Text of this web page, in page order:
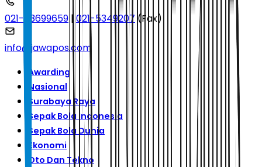
021-53699659 |021-5349207 (Fax)
info@jawapos.com
Awarding
Nasional
Surabaya Raya
Sepak Bola Indonesia
Sepak Bola Dunia
Ekonomi
Oto Dan Tekno